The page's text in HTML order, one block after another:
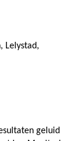
Lelystad,
geluid